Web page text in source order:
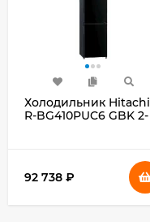
Холодильник Hitachi
R-BG410PUC6 GBK 2-
92 738 ₽